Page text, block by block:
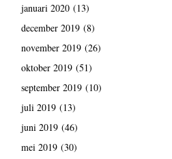
januari 2020(13)
december 2019(8)
november 2019(26)
oktober 2019(51)
september 2019(10)
juli 2019(13)
juni 2019(46)
mei 2019(30)